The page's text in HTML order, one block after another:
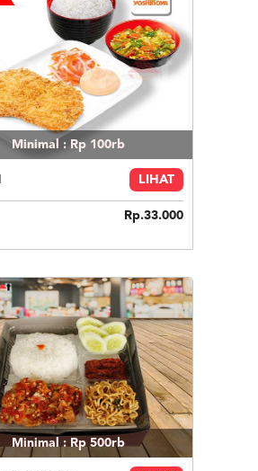
Minimal : Rp 100rb
LIHAT
Rp.33.000
Minimal : Rp 500rb